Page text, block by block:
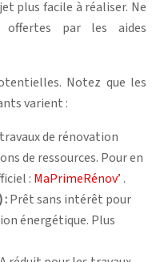
plus facile à réaliser. Ne
offertes par les aides
Notez que les
varient :
de rénovation
de ressources. Pour en
: MaPrimeRénov’ .
:Prêt sans intérêt pour
énergétique. Plus